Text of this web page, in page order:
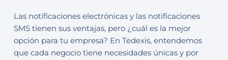
Las notificaciones electrónicas y las notificaciones
SMS tienen sus ventajas, pero ¿cuál es la mejor
opción para tu empresa? En Tedexis, entendemos
que cada negocio tiene necesidades únicas y por